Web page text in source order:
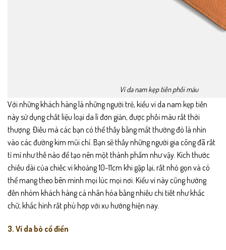
Ví da nam kẹp tiền phối màu
Với những khách hàng là những người trẻ, kiểu ví da nam kẹp tiền
này sử dụng chất liệu loại da lì đơn giản, được phối màu rất thời
thượng. Điều mà các bạn có thể thấy bằng mắt thường đó là nhìn
vào các đường kim mũi chỉ. Bạn sẽ thấy những người gia công đã rất
tỉ mỉ như thế nào để tạo nên một thành phẩm như vậy. Kích thước
chiều dài của chiếc ví khoảng 10-11cm khi gập lại, rất nhỏ gọn và có
thể mang theo bên mình mọi lúc mọi nơi. Kiểu ví này cũng hướng
đến nhóm khách hàng cá nhân hóa bằng nhiều chi tiết như khắc
chữ, khắc hình rất phù hợp với xu hướng hiện nay.
3. Ví da bò cổ điển